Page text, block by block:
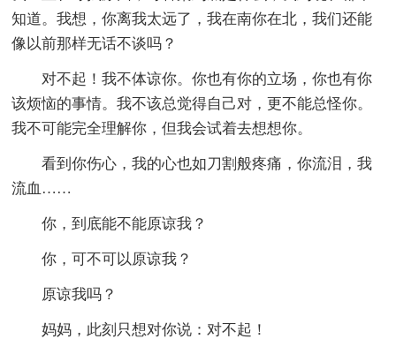
知道。我想，你离我太远了，我在南你在北，我们还能
像以前那样无话不谈吗？
对不起！我不体谅你。你也有你的立场，你也有你
该烦恼的事情。我不该总觉得自己对，更不能总怪你。
我不可能完全理解你，但我会试着去想想你。
看到你伤心，我的心也如刀割般疼痛，你流泪，我
流血……
你，到底能不能原谅我？
你，可不可以原谅我？
原谅我吗？
妈妈，此刻只想对你说：对不起！